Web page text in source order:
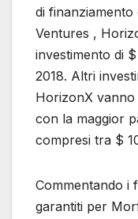
di finanziamento
Ventures ,
investimento di
2018. Altri
HorizonX vanno
con la maggior
compresi tra $
Commentando i
garantiti per